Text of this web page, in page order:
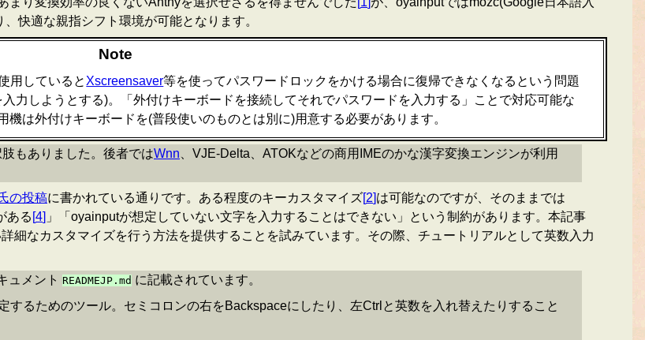
快適な親指シフト環境が可能となります。
Note
用していると Xscreensaver等を使ってパスワードロックをかける場合に復帰できなくなるという問題
力しようとする)。「外付けキーボードを接続してそれでパスワードを入力する」ことで対応可能な
は外付けキーボードを(普段使いのものとは別に)用意する必要があります。
もありました。後者ではWnn 、VJE-Delta、ATOKなどの商用IMEのかな漢字変換エンジンが利用
の投稿に書かれている通りです。ある程度のキーカスタマイズ[2]は可能なのですが、そのままでは
ある [4] 」「oyainputが想定していない文字を入力することはできない」という制約があります。本記事
細なカスタマイズを行う方法を提供することを試みています。その際、チュートリアルとして英数入力
ュメント READMEJP.md に記載されています。
るためのツール。セミコロンの右をBackspaceにしたり、左Ctrlと英数を入れ替えたりすること